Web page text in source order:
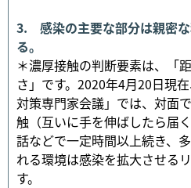
3. 感染の主要な部分は親密
る。
＊濃厚接触の判断要素は、「
さ」です。2020年4月20日現
対策専門家会議」では、対面
触（互いに手を伸ばしたら届
話などで一定時間以上続き、
れる環境は感染を拡大させる
す。